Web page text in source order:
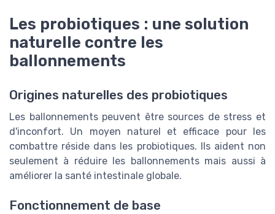
Les probiotiques : une solution
naturelle contre les
ballonnements
Origines naturelles des probiotiques
Les ballonnements peuvent être sources de stress et
d'inconfort. Un moyen naturel et efficace pour les
combattre réside dans les probiotiques. Ils aident non
seulement à réduire les ballonnements mais aussi à
améliorer la santé intestinale globale.
Fonctionnement de base